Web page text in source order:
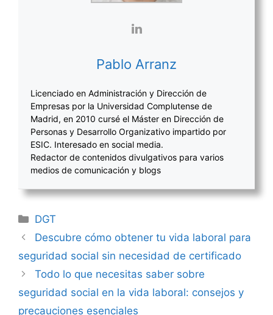
Pablo Arranz
Licenciado en Administración y Dirección de
Empresas por la Universidad Complutense de
Madrid, en 2010 cursé el Máster en Dirección de
Personas y Desarrollo Organizativo impartido por
ESIC. Interesado en social media.
Redactor de contenidos divulgativos para varios
medios de comunicación y blogs
Categorías
DGT
Navegación
entradas
Descubre cómo obtener tu vida laboral para
seguridad social sin necesidad de certificado
Todo lo que necesitas saber sobre
seguridad social en la vida laboral: consejos y
precauciones esenciales